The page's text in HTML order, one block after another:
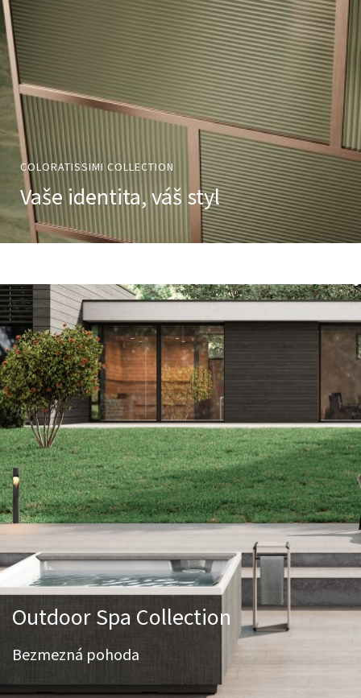
Vaše identita, váš styl
COLORATISSIMI COLLECTION
Outdoor Spa Collection
Bezmezná pohoda